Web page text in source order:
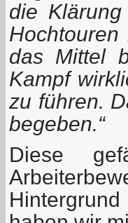
die
das Mittel
Kampf
zu führen.
begeben.“
Diese